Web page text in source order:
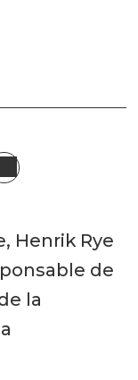
Henrik Rye
de
la